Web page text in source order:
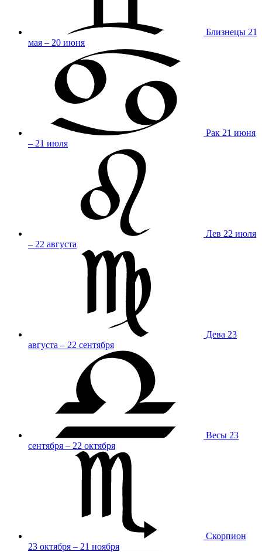
Близнецы 21
мая – 20 июня
Рак 21 июня
– 21 июля
Лев 22 июля
– 22 августа
Дева 23
августа – 22 сентября
Весы 23
сентября – 22 октября
Скорпион
23 октября – 21 ноября